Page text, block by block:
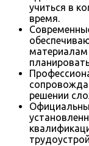
учиться в
время.
материалам
решении